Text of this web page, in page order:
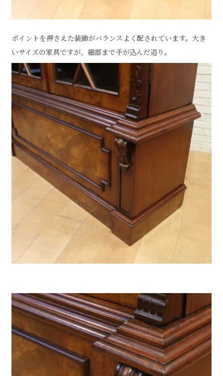
ポイントを押さえた装飾がバランスよく配されています。大き
いサイズの家具ですが、細部まで手が込んだ造り。